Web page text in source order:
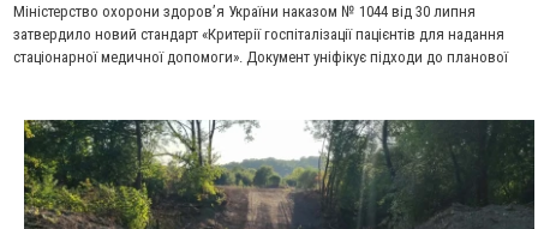
Міністерство охорони здоров’я України наказом № 1044 від 30 липня
затвердило новий стандарт «Критерії госпіталізації пацієнтів для надання
стаціонарної медичної допомоги». Документ уніфікує підходи до планової
здоров’я всіх форм власності та лікарів-ФОП.